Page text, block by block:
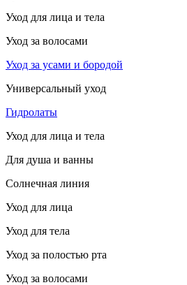
Уход для лица и тела
Уход за волосами
Уход за усами и бородой
Универсальный уход
Гидролаты
Уход для лица и тела
Для душа и ванны
Солнечная линия
Уход для лица
Уход для тела
Уход за полостью рта
Уход за волосами